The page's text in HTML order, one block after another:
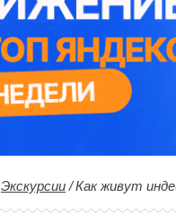
Экскурсии /Как живут